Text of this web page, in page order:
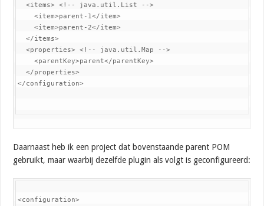
  <items> <!-- java.util.List -->
    <item>parent-1</item>
    <item>parent-2</item>
  </items>
  <properties> <!-- java.util.Map -->
    <parentKey>parent</parentKey>
  </properties>
</configuration>
Daarnaast heb ik een project dat bovenstaande parent POM
gebruikt, maar waarbij dezelfde plugin als volgt is geconfigureerd:
<configuration>